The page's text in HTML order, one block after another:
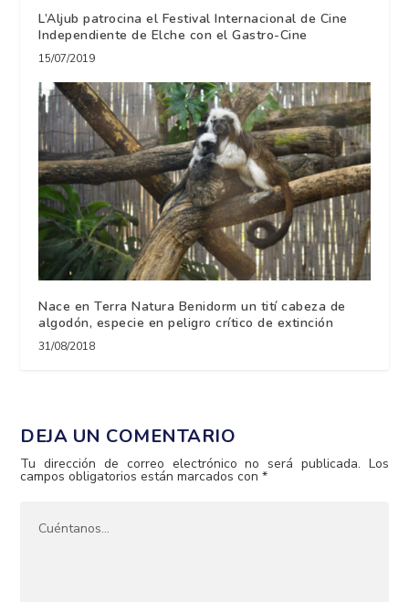
L’Aljub patrocina el Festival Internacional de Cine
Independiente de Elche con el Gastro-Cine
15/07/2019
Nace en Terra Natura Benidorm un tití cabeza de
algodón, especie en peligro crítico de extinción
31/08/2018
DEJA UN COMENTARIO
Tu dirección de correo electrónico no será publicada. Los
campos obligatorios están marcados con*